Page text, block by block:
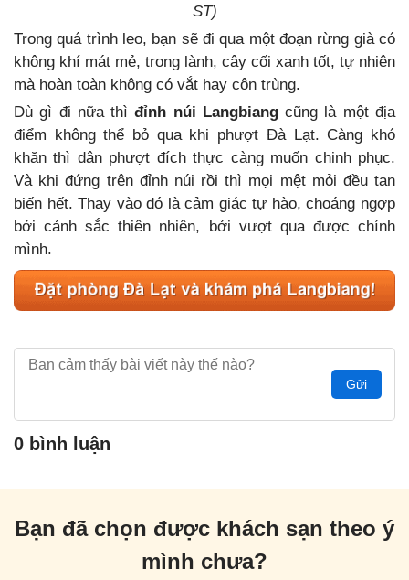
ST)
Trong quá trình leo, bạn sẽ đi qua một đoạn rừng già có
không khí mát mẻ, trong lành, cây cối xanh tốt, tự nhiên
mà hoàn toàn không có vắt hay côn trùng.
Dù gì đi nữa thìđỉnh núi Langbiangcũng là một địa
điểm không thể bỏ qua khi phượt Đà Lạt. Càng khó
khăn thì dân phượt đích thực càng muốn chinh phục.
Và khi đứng trên đỉnh núi rồi thì mọi mệt mỏi đều tan
biến hết. Thay vào đó là cảm giác tự hào, choáng ngợp
bởi cảnh sắc thiên nhiên, bởi vượt qua được chính
mình.
Gửi
0 bình luận
Bạn đã chọn được khách sạn theo ý
mình chưa?